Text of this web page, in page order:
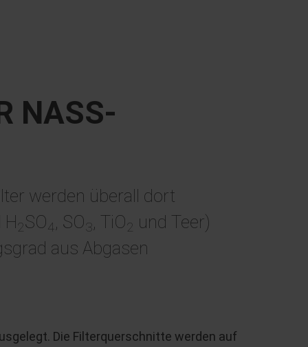
NASS­
werden überall dort
H2SO4, SO3, TiO2 und Teer)
aus Abgasen
Die Filterquerschnitte werden auf